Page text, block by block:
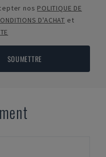
nos POLITIQUE DE
D'ACHAT et
SOUMETTRE